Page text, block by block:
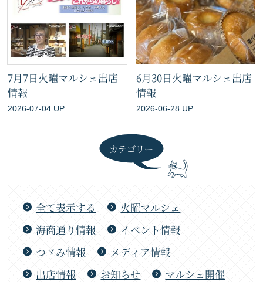
7月7日火曜マルシェ出店
情報
2026-07-04 UP
6月30日火曜マルシェ出店
情報
2026-06-28 UP
カテゴリー
全て表示する
火曜マルシェ
海商通り情報
イベント情報
つゞみ情報
メディア情報
出店情報
お知らせ
マルシェ開催